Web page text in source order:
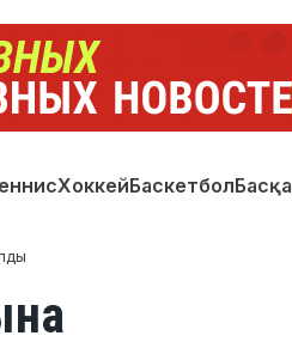
ХоккейБаскетболБасқа